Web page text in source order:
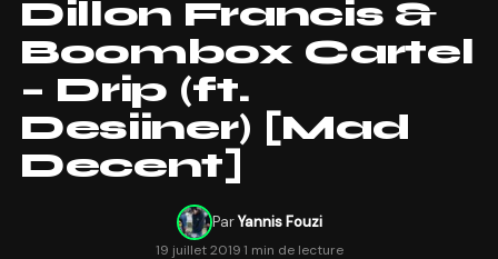
Dillon Francis &
Boombox Cartel
– Drip (ft.
Desiiner) [Mad
Decent]
ParYannis Fouzi
19 juillet 20191 min de lecture